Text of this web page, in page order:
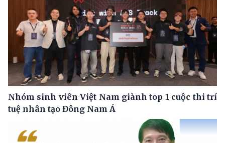
Nhóm sinh viên Việt Nam giành top 1 cuộc thi trí
tuệ nhân tạo Đông Nam Á